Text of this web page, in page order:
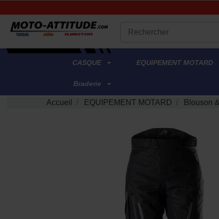
.
CASQUE EQUIPEMENT MOTARD
Braderie
Accueil EQUIPEMENT MOTARD Blouson